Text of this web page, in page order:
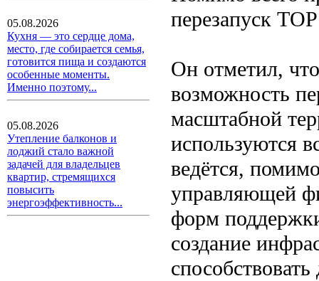
05.08.2026
Кухня — это сердце дома,
место, где собирается семья,
готовится пища и создаются
особенные моменты.
Именно поэтому...
05.08.2026
Утепление балконов и
лоджий стало важной
задачей для владельцев
квартир, стремящихся
повысить
энергоэффективность...
перезапуск
Он отметил,
возможность
масштабной
используются
ведётся,
управляющей
форм
создание